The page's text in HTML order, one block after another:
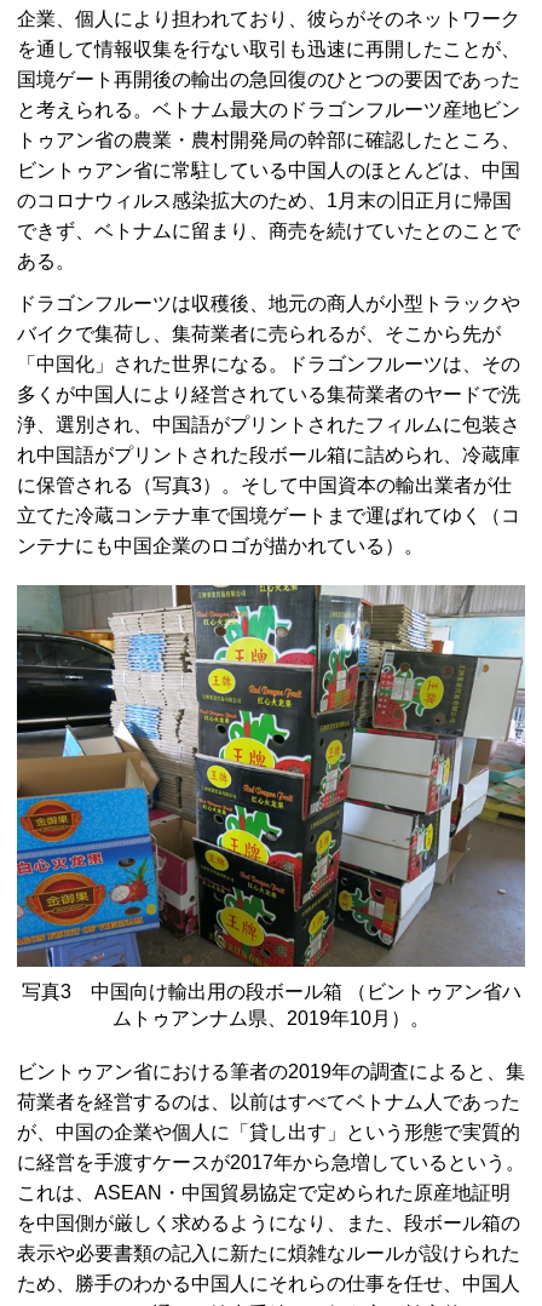
企業、個人により担われており、彼らがそのネットワーク
を通して情報収集を行ない取引も迅速に再開したことが、
国境ゲート再開後の輸出の急回復のひとつの要因であった
と考えられる。ベトナム最大のドラゴンフルーツ産地ビン
トゥアン省の農業・農村開発局の幹部に確認したところ、
ビントゥアン省に常駐している中国人のほとんどは、中国
のコロナウィルス感染拡大のため、1月末の旧正月に帰国
できず、ベトナムに留まり、商売を続けていたとのことで
ある。
ドラゴンフルーツは収穫後、地元の商人が小型トラックや
バイクで集荷し、集荷業者に売られるが、そこから先が
「中国化」された世界になる。ドラゴンフルーツは、その
多くが中国人により経営されている集荷業者のヤードで洗
浄、選別され、中国語がプリントされたフィルムに包装さ
れ中国語がプリントされた段ボール箱に詰められ、冷蔵庫
に保管される（写真3）。そして中国資本の輸出業者が仕
立てた冷蔵コンテナ車で国境ゲートまで運ばれてゆく（コ
ンテナにも中国企業のロゴが描かれている）。
写真3 中国向け輸出用の段ボール箱 （ビントゥアン省ハ
ムトゥアンナム県、2019年10月）。
ビントゥアン省における筆者の2019年の調査によると、集
荷業者を経営するのは、以前はすべてベトナム人であった
が、中国の企業や個人に「貸し出す」という形態で実質的
に経営を手渡すケースが2017年から急増しているという。
これは、ASEAN・中国貿易協定で定められた原産地証明
を中国側が厳しく求めるようになり、また、段ボール箱の
表示や必要書類の記入に新たに煩雑なルールが設けられた
ため、勝手のわかる中国人にそれらの仕事を任せ、中国人